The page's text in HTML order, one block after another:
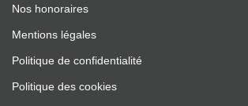
ESTIMATION EN LIGNE
Nos honoraires
Mentions légales
Politique de confidentialité
Politique des cookies